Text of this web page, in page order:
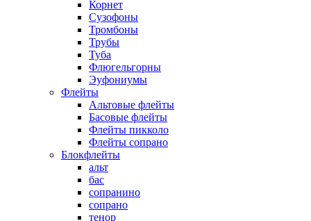
Корнет
Сузофоны
Тромбоны
Трубы
Туба
Флюгельгорны
Эуфониумы
Флейты
Альтовые флейты
Басовые флейты
Флейты пикколо
Флейты сопрано
Блокфлейты
альт
бас
сопранино
сопрано
тенор